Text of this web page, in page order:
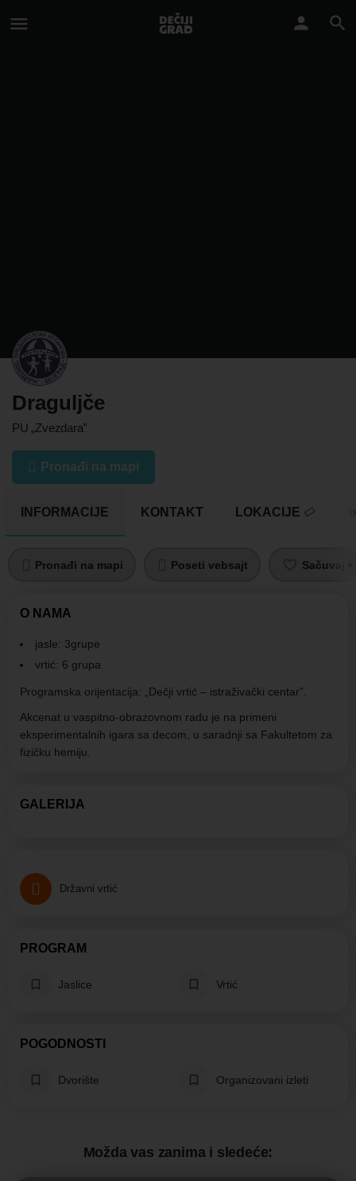
Draguljče
PU „Zvezdara”
Pronađi na mapi
INFORMACIJE KONTAKT LOKACIJE
Pronađi na mapi Poseti vebsajt Sačuvaj
O NAMA
jasle: 3grupe
vrtić: 6 grupa
Programska orijentacija: „Dečji vrtić – istraživački centar”.
Akcenat u vaspitno-obrazovnom radu je na primeni
eksperimentalnih igara sa decom, u saradnji sa Fakultetom za
fizičku hemiju.
GALERIJA
Državni vrtić
PROGRAM
Jaslice Vrtić
POGODNOSTI
Dvorište Organizovani izleti
Možda vas zanima i sledeće: